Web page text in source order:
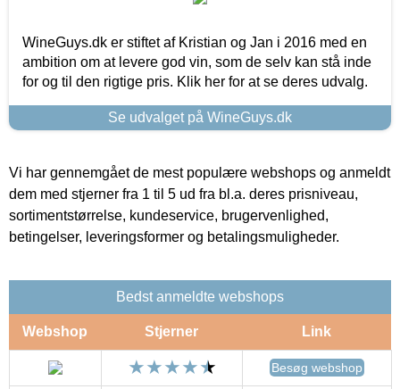
WineGuys.dk er stiftet af Kristian og Jan i 2016 med en
ambition om at levere god vin, som de selv kan stå inde
for og til den rigtige pris. Klik her for at se deres udvalg.
Se udvalget på WineGuys.dk
Vi har gennemgået de mest populære webshops og anmeldt
dem med stjerner fra 1 til 5 ud fra bl.a. deres prisniveau,
sortimentstørrelse, kundeservice, brugervenlighed,
betingelser, leveringsformer og betalingsmuligheder.
Bedst anmeldte webshops
Webshop Stjerner Link
Besøg webshop